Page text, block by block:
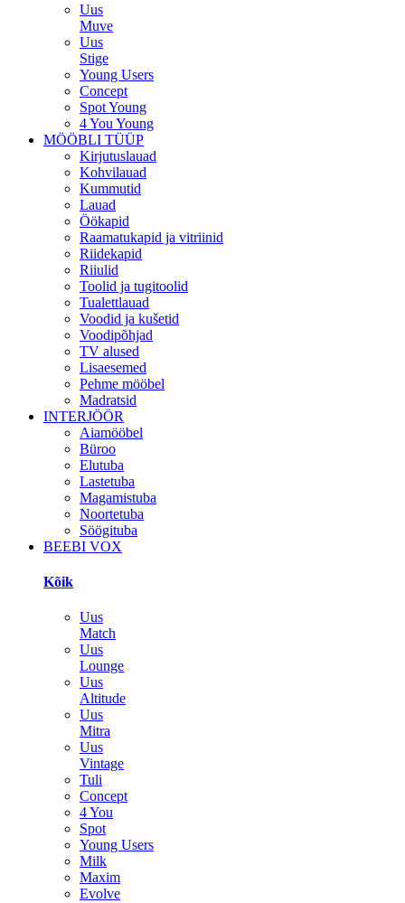
Uus
Muve
Uus
Stige
Young Users
Concept
Spot Young
4 You Young
MÖÖBLI TÜÜP
Kirjutuslauad
Kohvilauad
Kummutid
Lauad
Öökapid
Raamatukapid ja vitriinid
Riidekapid
Riiulid
Toolid ja tugitoolid
Tualettlauad
Voodid ja kušetid
Voodipõhjad
TV alused
Lisaesemed
Pehme mööbel
Madratsid
INTERJÖÖR
Aiamööbel
Büroo
Elutuba
Lastetuba
Magamistuba
Noortetuba
Söögituba
BEEBI VOX
Kõik
Uus
Match
Uus
Lounge
Uus
Altitude
Uus
Mitra
Uus
Vintage
Tuli
Concept
4 You
Spot
Young Users
Milk
Maxim
Evolve